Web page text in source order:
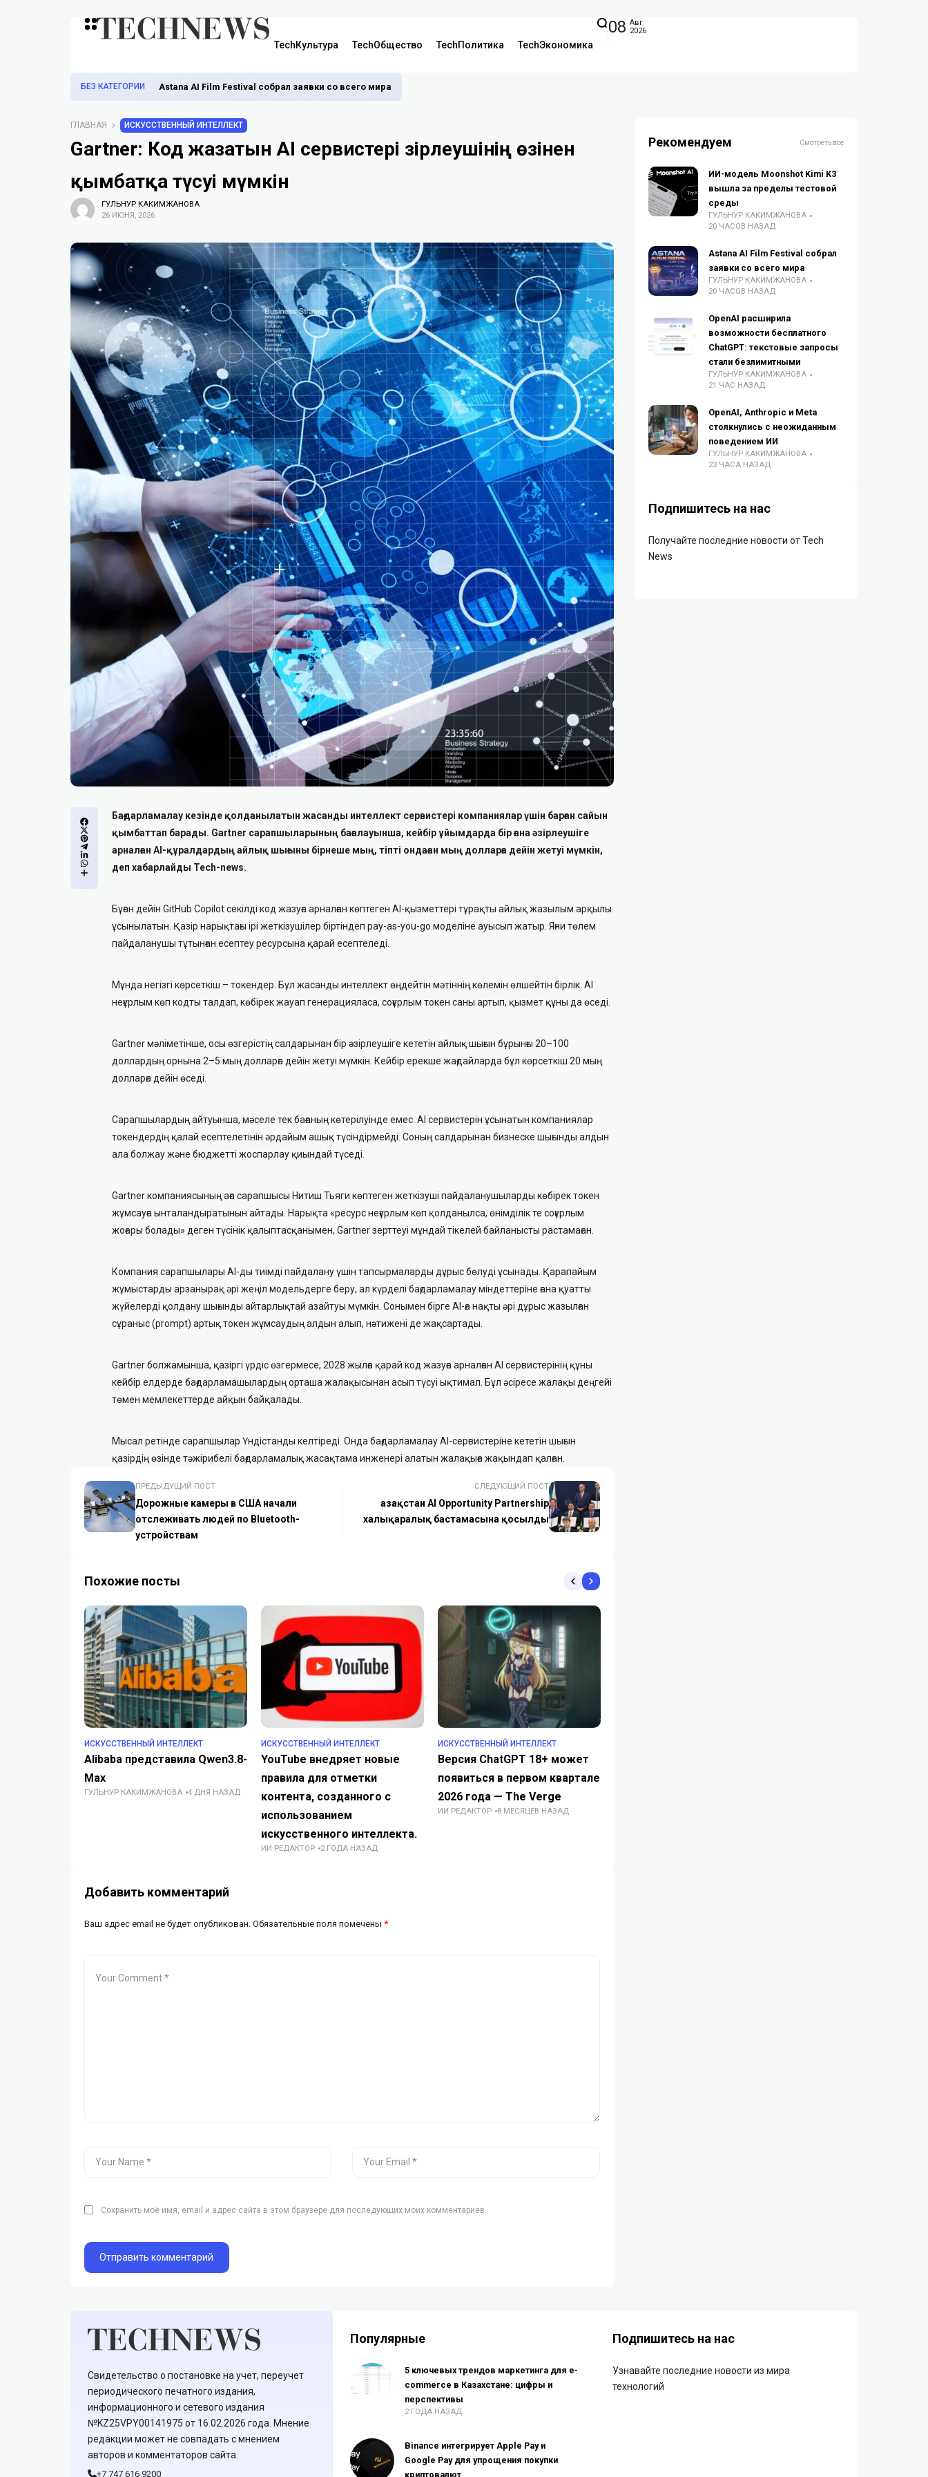
TechКультура TechОбщество TechПолитика TechЭкономика
08 Авг
2026
БЕЗ КАТЕГОРИИ Astana AI Film Festival собрал заявки со всего мира
ГЛАВНАЯ ИСКУССТВЕННЫЙ ИНТЕЛЛЕКТ
Gartner: Код жазатын AI сервистері әзірлеушінің өзінен
қымбатқа түсуі мүмкін
ГУЛЬНУР КАКИМЖАНОВА
26 ИЮНЯ, 2026
Бағдарламалау кезінде қолданылатын жасанды интеллект сервистері компаниялар үшін барған сайын
қымбаттап барады. Gartner сарапшыларының бағалауынша, кейбір ұйымдарда бір ғана әзірлеушіге
арналған AI-құралдардың айлық шығыны бірнеше мың, тіпті ондаған мың долларға дейін жетуі мүмкін,
деп хабарлайды Tech-news.
Бұған дейін GitHub Copilot секілді код жазуға арналған көптеген AI-қызметтері тұрақты айлық жазылым арқылы
ұсынылатын. Қазір нарықтағы ірі жеткізушілер біртіндеп pay-as-you-go моделіне ауысып жатыр. Яғни төлем
пайдаланушы тұтынған есептеу ресурсына қарай есептеледі.
Мұнда негізгі көрсеткіш – токендер. Бұл жасанды интеллект өңдейтін мәтіннің көлемін өлшейтін бірлік. AI
неғұрлым көп кодты талдап, көбірек жауап генерацияласа, соғұрлым токен саны артып, қызмет құны да өседі.
Gartner мәліметінше, осы өзгерістің салдарынан бір әзірлеушіге кететін айлық шығын бұрынғы 20–100
доллардың орнына 2–5 мың долларға дейін жетуі мүмкін. Кейбір ерекше жағдайларда бұл көрсеткіш 20 мың
долларға дейін өседі.
Сарапшылардың айтуынша, мәселе тек бағаның көтерілуінде емес. AI сервистерін ұсынатын компаниялар
токендердің қалай есептелетінін әрдайым ашық түсіндірмейді. Соның салдарынан бизнеске шығынды алдын
ала болжау және бюджетті жоспарлау қиындай түседі.
Gartner компаниясының аға сарапшысы Нитиш Тьяги көптеген жеткізуші пайдаланушыларды көбірек токен
жұмсауға ынталандыратынын айтады. Нарықта «ресурс неғұрлым көп қолданылса, өнімділік те соғұрлым
жоғары болады» деген түсінік қалыптасқанымен, Gartner зерттеуі мұндай тікелей байланысты растамаған.
Компания сарапшылары AI-ды тиімді пайдалану үшін тапсырмаларды дұрыс бөлуді ұсынады. Қарапайым
жұмыстарды арзанырақ әрі жеңіл модельдерге беру, ал күрделі бағдарламалау міндеттеріне ғана қуатты
жүйелерді қолдану шығынды айтарлықтай азайтуы мүмкін. Сонымен бірге AI-ға нақты әрі дұрыс жазылған
сұраныс (prompt) артық токен жұмсаудың алдын алып, нәтижені де жақсартады.
Gartner болжамынша, қазіргі үрдіс өзгермесе, 2028 жылға қарай код жазуға арналған AI сервистерінің құны
кейбір елдерде бағдарламашылардың орташа жалақысынан асып түсуі ықтимал. Бұл әсіресе жалақы деңгейі
төмен мемлекеттерде айқын байқалады.
Мысал ретінде сарапшылар Үндістанды келтіреді. Онда бағдарламалау AI-сервистеріне кететін шығын
қазірдің өзінде тәжірибелі бағдарламалық жасақтама инженері алатын жалақыға жақындап қалған.
ПРЕДЫДУЩИЙ ПОСТ
Дорожные камеры в США начали
отслеживать людей по Bluetooth-
устройствам
СЛЕДУЮЩИЙ ПОСТ
Қазақстан AI Opportunity Partnership
халықаралық бастамасына қосылды
Похожие посты
ИСКУССТВЕННЫЙ ИНТЕЛЛЕКТ
Alibaba представила Qwen3.8-
Max
ГУЛЬНУР КАКИМЖАНОВА 4 ДНЯ НАЗАД
ИСКУССТВЕННЫЙ ИНТЕЛЛЕКТ
YouTube внедряет новые
правила для отметки
контента, созданного с
использованием
искусственного интеллекта.
ИИ РЕДАКТОР 2 ГОДА НАЗАД
ИСКУССТВЕННЫЙ ИНТЕЛЛЕКТ
Версия ChatGPT 18+ может
появиться в первом квартале
2026 года — The Verge
ИИ РЕДАКТОР 8 МЕСЯЦЕВ НАЗАД
Добавить комментарий
Ваш адрес email не будет опубликован. Обязательные поля помечены *
Сохранить моё имя, email и адрес сайта в этом браузере для последующих моих комментариев.
Рекомендуем Смотреть все
ИИ-модель Moonshot Kimi K3
вышла за пределы тестовой
среды
ГУЛЬНУР КАКИМЖАНОВА
20 ЧАСОВ НАЗАД
Astana AI Film Festival собрал
заявки со всего мира
ГУЛЬНУР КАКИМЖАНОВА
20 ЧАСОВ НАЗАД
OpenAI расширила
возможности бесплатного
ChatGPT: текстовые запросы
стали безлимитными
ГУЛЬНУР КАКИМЖАНОВА
21 ЧАС НАЗАД
OpenAI, Anthropic и Meta
столкнулись с неожиданным
поведением ИИ
ГУЛЬНУР КАКИМЖАНОВА
23 ЧАСА НАЗАД
Подпишитесь на нас
Получайте последние новости от Tech
News
Свидетельство о постановке на учет, переучет
периодического печатного издания,
информационного и сетевого издания
№KZ25VPY00141975 от 16.02.2026 года. Мнение
редакции может не совпадать с мнением
авторов и комментаторов сайта.
+7 747 616 9200
Популярные
5 ключевых трендов маркетинга для e-
commerce в Казахстане: цифры и
перспективы
2 ГОДА НАЗАД
Binance интегрирует Apple Pay и
Google Pay для упрощения покупки
криптовалют
Подпишитесь на нас
Узнавайте последние новости из мира
технологий